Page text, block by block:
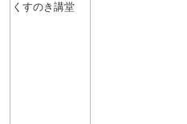
くすのき講堂